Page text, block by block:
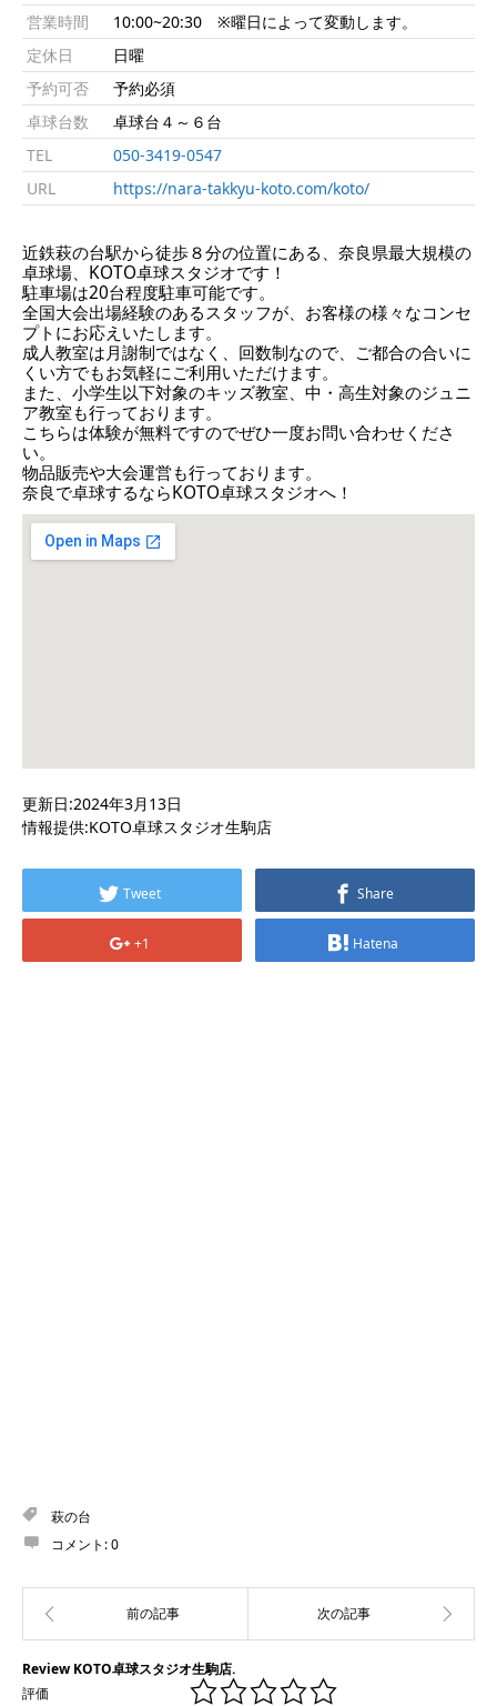
営業時間
10:00~20:30 ※曜日によって変動します。
定休日
日曜
予約可否
予約必須
卓球台数
卓球台４～６台
TEL
050-3419-0547
URL
https://nara-takkyu-koto.com/koto/
近鉄萩の台駅から徒歩８分の位置にある、奈良県最大規模の
卓球場、KOTO卓球スタジオです！
駐車場は20台程度駐車可能です。
全国大会出場経験のあるスタッフが、お客様の様々なコンセ
プトにお応えいたします。
成人教室は月謝制ではなく、回数制なので、ご都合の合いに
くい方でもお気軽にご利用いただけます。
また、小学生以下対象のキッズ教室、中・高生対象のジュニ
ア教室も行っております。
こちらは体験が無料ですのでぜひ一度お問い合わせくださ
い。
物品販売や大会運営も行っております。
奈良で卓球するならKOTO卓球スタジオへ！
更新日:2024年3月13日
情報提供:KOTO卓球スタジオ生駒店
Tweet Share
+1 Hatena
萩の台
コメント:0
Review KOTO卓球スタジオ生駒店.
評価